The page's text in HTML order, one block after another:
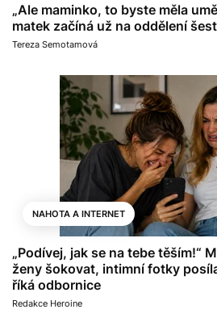
„Ale maminko, to byste měla
matek začíná už na oddělení
Tereza Semotamová
NAHOTA A INTERNET
„Podívej, jak se na tebe těším!“
ženy šokovat, intimní fotky
říká odbornice
Redakce Heroine